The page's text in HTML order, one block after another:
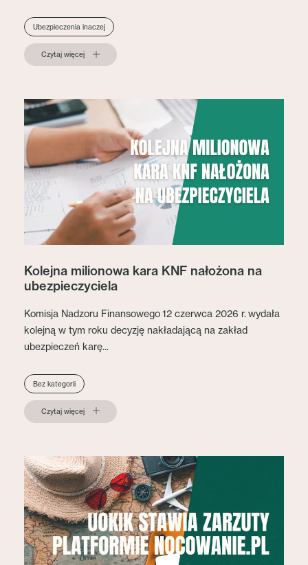
Ubezpieczenia inaczej
Czytaj więcej
Kolejna milionowa kara KNF nałożona na
ubezpieczyciela
Komisja Nadzoru Finansowego 12 czerwca 2026 r. wydała
kolejną w tym roku decyzję nakładającą na zakład
ubezpieczeń karę...
Bez kategorii
Czytaj więcej